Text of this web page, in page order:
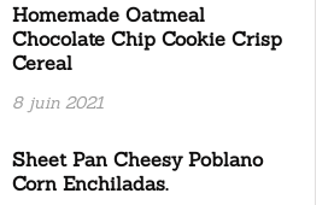
Homemade Oatmeal
Chocolate Chip Cookie Crisp
Cereal
8 juin 2021
Sheet Pan Cheesy Poblano
Corn Enchiladas.